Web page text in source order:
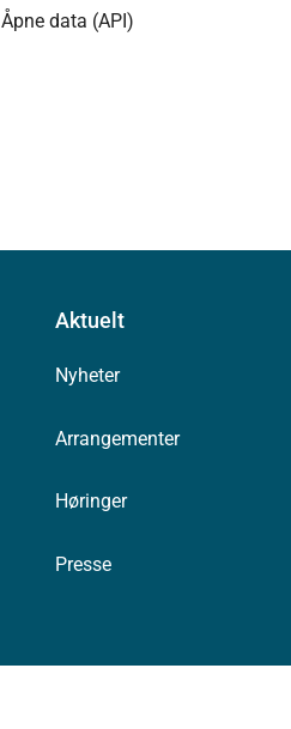
Åpne data (API)
Aktuelt
Nyheter
Arrangementer
Høringer
Presse